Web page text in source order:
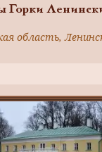
Горки